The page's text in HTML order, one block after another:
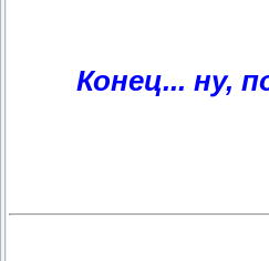
Конец... ну,